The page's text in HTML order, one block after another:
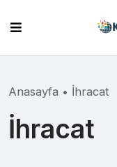
content
Anasayfa • İhracat
İhracat